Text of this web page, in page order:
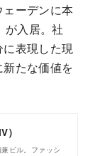
ェーデンに本
が入居。社
表現した現
たな価値を
ビル。ファッシ